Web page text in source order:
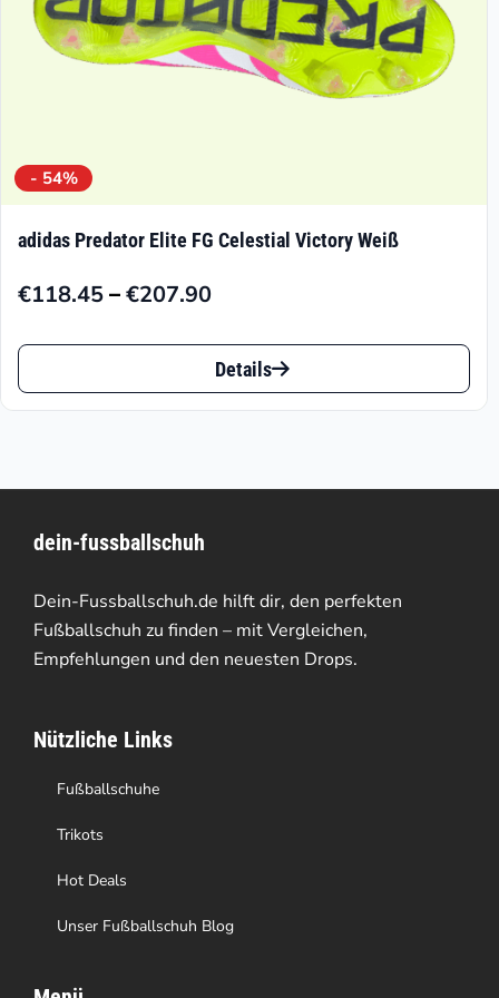
gewählt
- 54%
adidas Predator Elite FG Celestial Victory Weiß
€118.45–€207.90
Preisspanne:
€118.45
€207.90
Dieses
Produkt
auf.
Die
Optionen
können
der
Produktseite
gewählt
werden
Details
dein-fussballschuh
Dein-Fussballschuh.de hilft dir, den perfekten
Fußballschuh zu finden – mit Vergleichen,
Empfehlungen und den neuesten Drops.
Nützliche Links
Fußballschuhe
Trikots
Hot Deals
Unser Fußballschuh Blog